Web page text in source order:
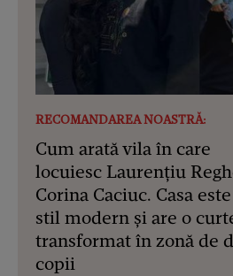
RECOMANDAREA NOASTRĂ:
Cum arată vila în care
locuiesc Laurențiu
Corina Caciuc. Casa
stil modern și are o
transformat în zonă de
copii